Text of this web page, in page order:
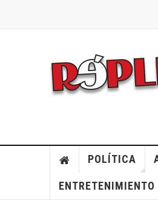
POLÍTICA
ENTRETENIMIENTO